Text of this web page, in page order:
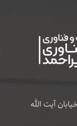
آیت الله